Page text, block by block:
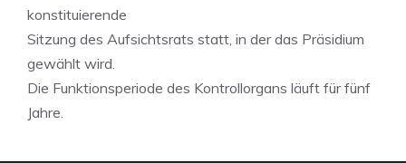
konstituierende
Sitzung des Aufsichtsrats statt, in der das Präsidium
gewählt wird.
Die Funktionsperiode des Kontrollorgans läuft für fünf
Jahre.